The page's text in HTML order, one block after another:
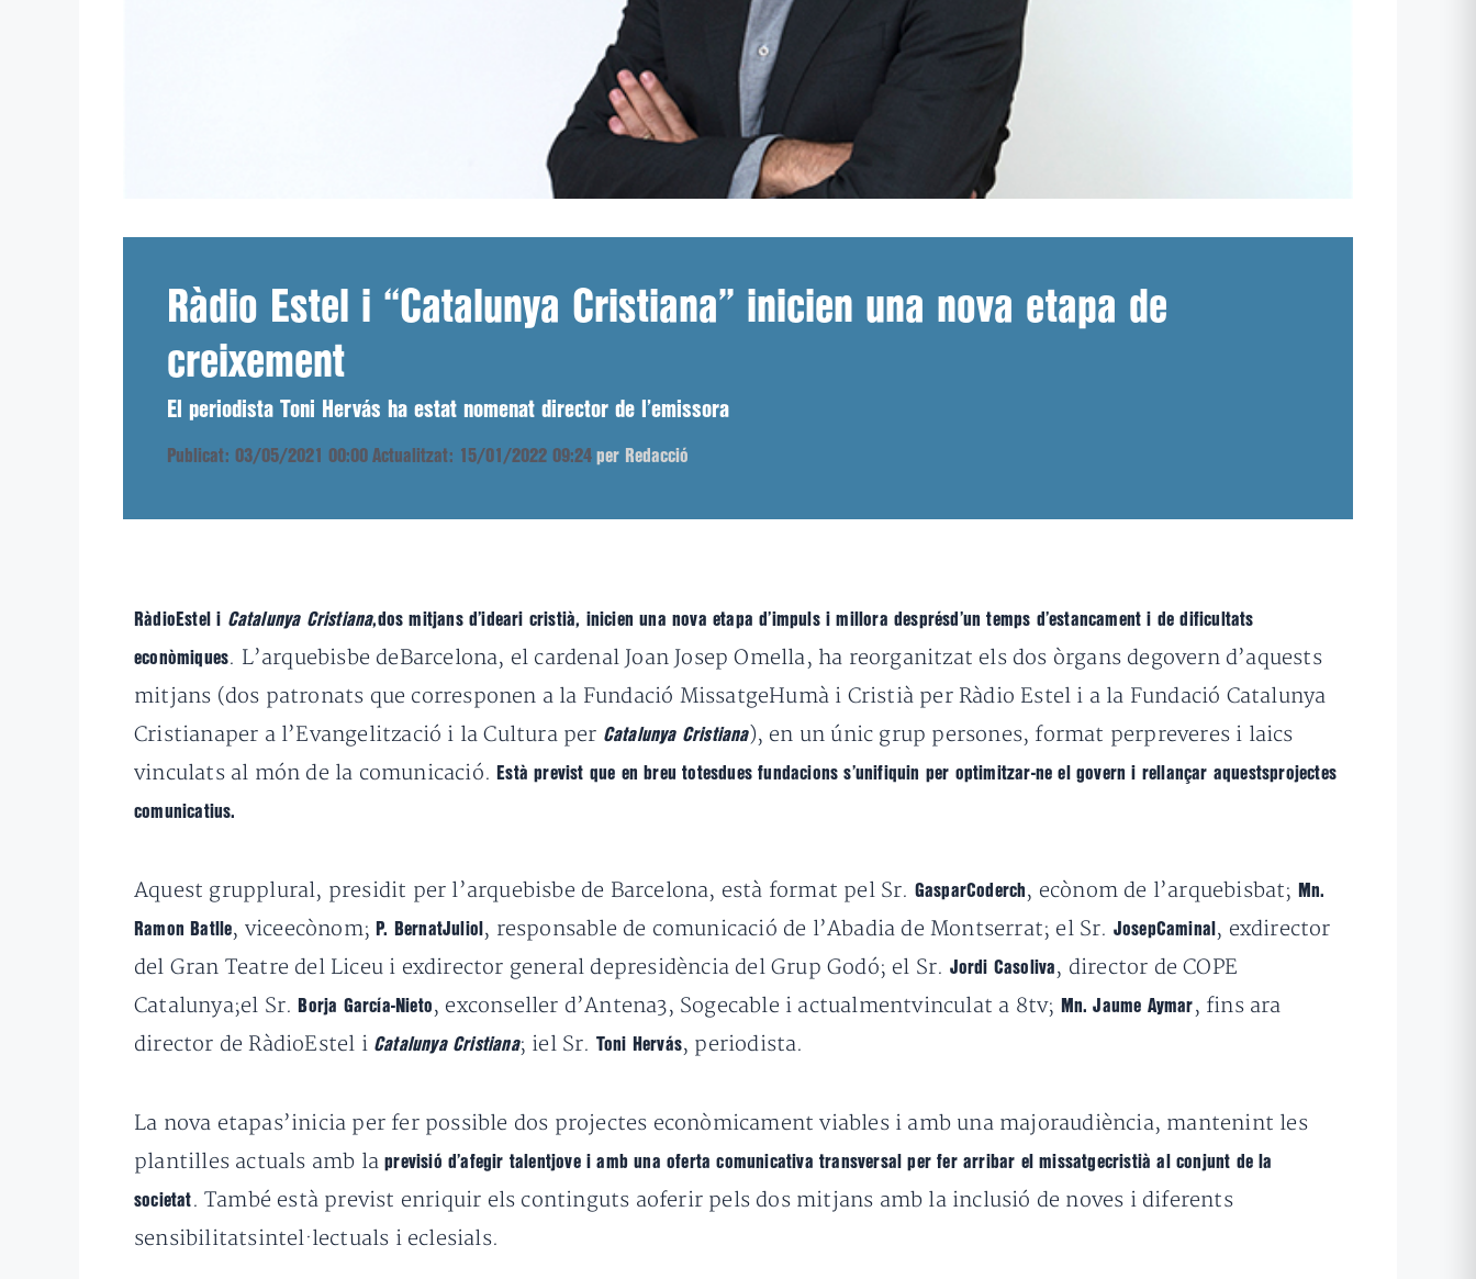
Ràdio Estel i “Catalunya Cristiana” inicien una nova etapa de
creixement
El periodista Toni Hervás ha estat nomenat director de l’emissora
Publicat: 03/05/2021 00:00 Actualitzat: 15/01/2022 09:24 per Redacció
RàdioEstel i Catalunya Cristiana,dos mitjans d’ideari cristià, inicien una nova etapa d’impuls i millora desprésd’un temps d’estancament i de dificultats
econòmiques. L’arquebisbe deBarcelona, el cardenal Joan Josep Omella, ha reorganitzat els dos òrgans degovern d’aquests
mitjans (dos patronats que corresponen a la Fundació MissatgeHumà i Cristià per Ràdio Estel i a la Fundació Catalunya
Cristianaper a l’Evangelització i la Cultura per Catalunya Cristiana), en un únic grup persones, format perpreveres i laics
vinculats al món de la comunicació.Està previst que en breu totesdues fundacions s’unifiquin per optimitzar-ne el govern i rellançar aquestsprojectes
comunicatius.
Aquest grupplural, presidit per l’arquebisbe de Barcelona, està format pel Sr. GasparCoderch , ecònom de l’arquebisbat; Mn.
Ramon Batlle, viceecònom;P. BernatJuliol , responsable de comunicació de l’Abadia de Montserrat; el Sr. JosepCaminal , exdirector
del Gran Teatre del Liceu i exdirector general depresidència del Grup Godó; el Sr. Jordi Casoliva , director de COPE
Catalunya;el Sr.Borja García-Nieto , exconseller d’Antena3, Sogecable i actualmentvinculat a 8tv; Mn. Jaume Aymar , fins ara
director de RàdioEstel i Catalunya Cristiana; iel Sr. Toni Hervás, periodista.
La nova etapas’inicia per fer possible dos projectes econòmicament viables i amb una majoraudiència, mantenint les
plantilles actuals amb laprevisió d’afegir talentjove i amb una oferta comunicativa transversal per fer arribar el missatgecristià al conjunt de la
societat . També està previst enriquir els continguts aoferir pels dos mitjans amb la inclusió de noves i diferents
sensibilitatsintel·lectuals i eclesials.